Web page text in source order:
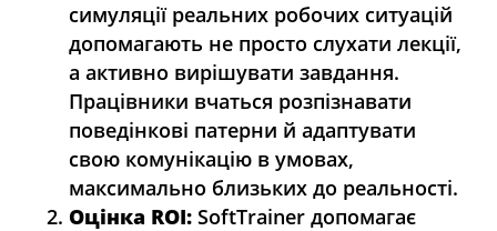
cимуляції реальних робочих ситуацій
допомагають не просто слухати лекції,
а активно вирішувати завдання.
Працівники вчаться розпізнавати
поведінкові патерни й адаптувати
свою комунікацію в умовах,
максимально близьких до реальності.
Оцінка ROI: SoftTrainer допомагає